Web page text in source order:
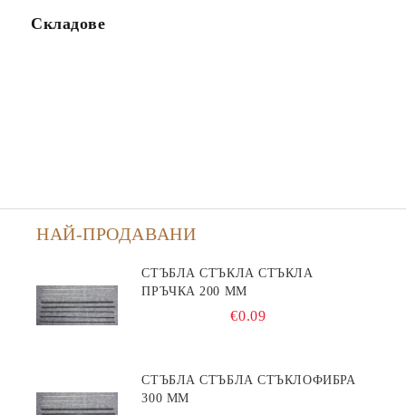
Складове
НАЙ-ПРОДАВАНИ
СТЪБЛА СТЪКЛА СТЪКЛА
ПРЪЧКА 200 ММ
€0.09
СТЪБЛА СТЪБЛА СТЪКЛОФИБРА
300 ММ